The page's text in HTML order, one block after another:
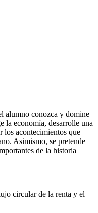
alumno conozca y domine
la economía, desarrolle una
los acontecimientos que
Asimismo, se pretende
de la historia
circular de la renta y el